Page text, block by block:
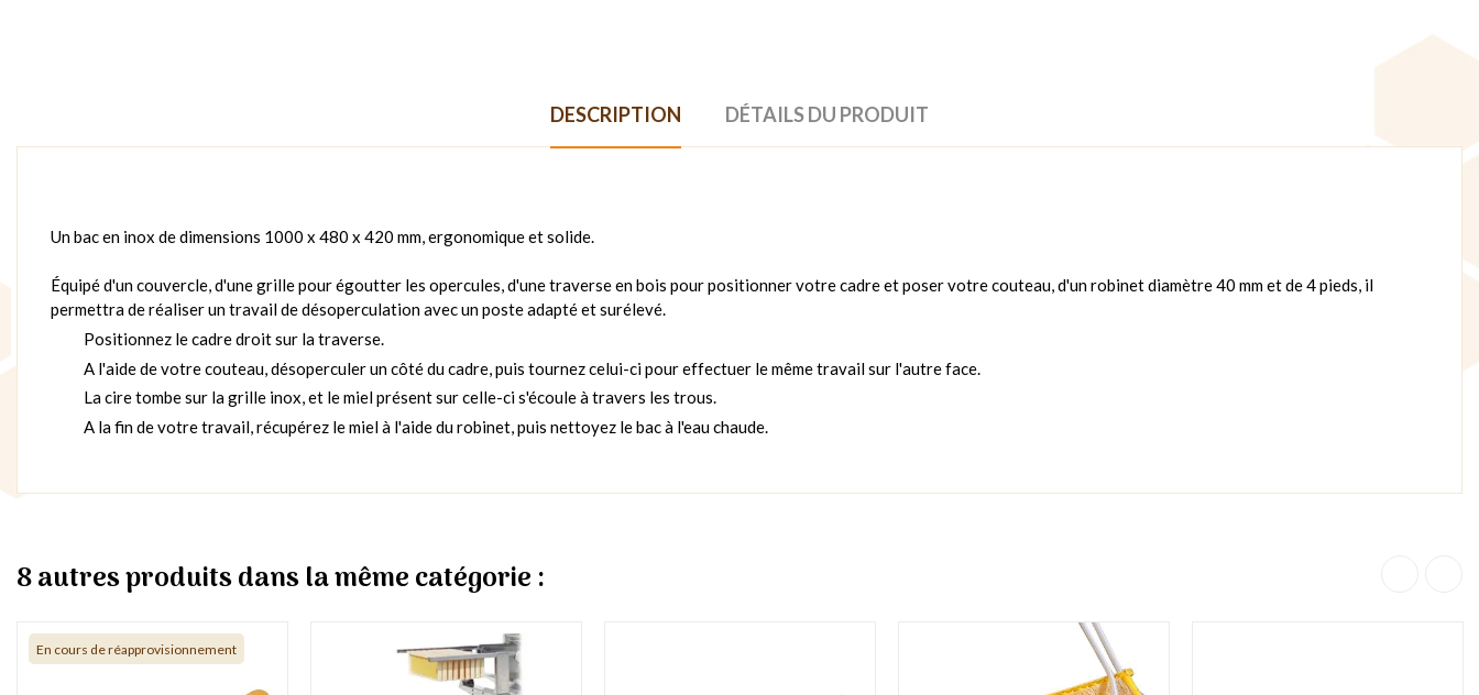
DESCRIPTION DÉTAILS DU PRODUIT
Un bac en inox de dimensions 1000 x 480 x 420 mm, ergonomique et solide.
Équipé d'un couvercle, d'une grille pour égoutter les opercules, d'une traverse en bois pour positionner votre cadre et poser votre couteau, d'un robinet diamètre 40 mm et de 4 pieds, il
permettra de réaliser un travail de désoperculation avec un poste adapté et surélevé.
Positionnez le cadre droit sur la traverse.
A l'aide de votre couteau, désoperculer un côté du cadre, puis tournez celui-ci pour effectuer le même travail sur l'autre face.
La cire tombe sur la grille inox, et le miel présent sur celle-ci s'écoule à travers les trous.
A la fin de votre travail, récupérez le miel à l'aide du robinet, puis nettoyez le bac à l'eau chaude.
8 autres produits dans la même catégorie :
En cours de réapprovisionnement